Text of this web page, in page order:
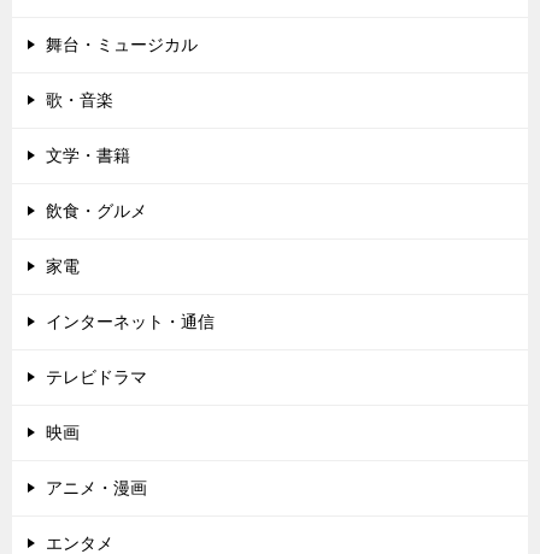
舞台・ミュージカル
歌・音楽
文学・書籍
飲食・グルメ
家電
インターネット・通信
テレビドラマ
映画
アニメ・漫画
エンタメ